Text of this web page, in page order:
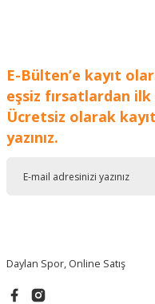
E-Bülten’e kayıt
eşsiz fırsatlardan
Ücretsiz olarak
yazınız.
Daylan Spor, Online Satış